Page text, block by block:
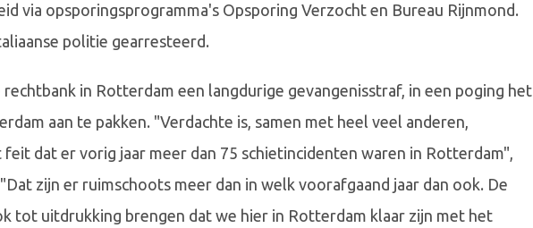
via opsporingsprogramma's Opsporing Verzocht en Bureau Rijnmond.
politie gearresteerd.
rechtbank in Rotterdam een langdurige gevangenisstraf, in een poging het
aan te pakken. "Verdachte is, samen met heel veel anderen,
dat er vorig jaar meer dan 75 schietincidenten waren in Rotterdam",
zijn er ruimschoots meer dan in welk voorafgaand jaar dan ook. De
tot uitdrukking brengen dat we hier in Rotterdam klaar zijn met het